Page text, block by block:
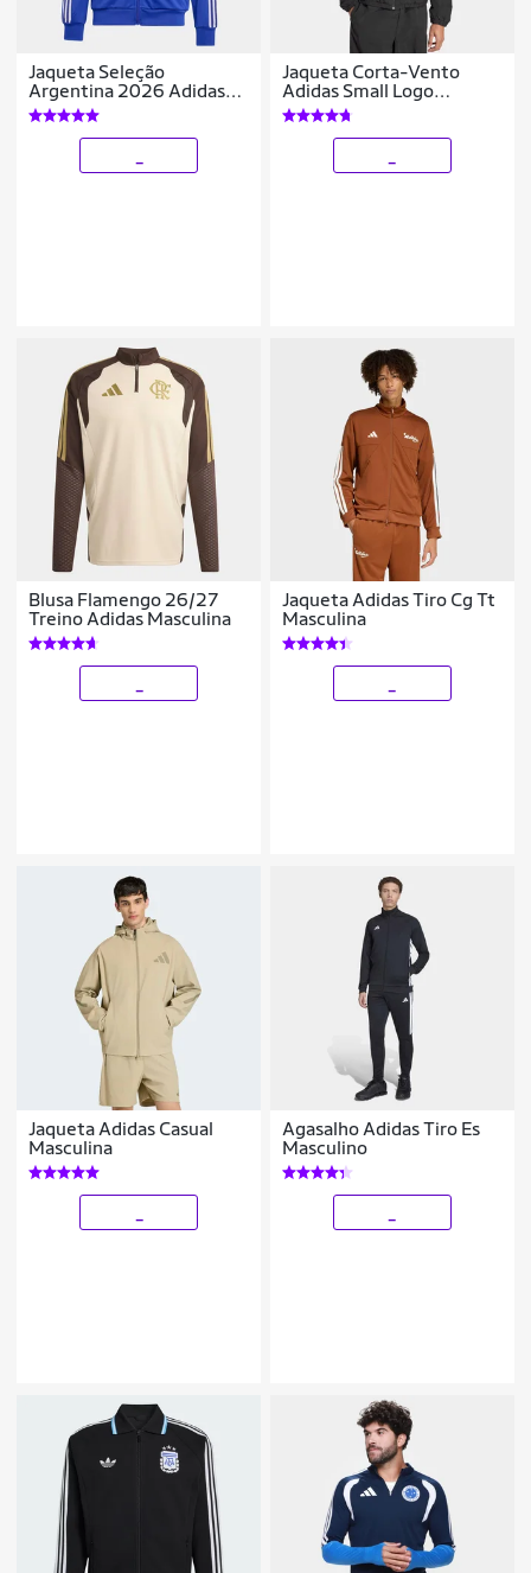
Jaqueta Seleção
Argentina 2026 Adidas
Originals Masculina
Jaqueta Corta-Vento
Adidas Small Logo
Masculina
Blusa Flamengo 26/27
Treino Adidas Masculina
Jaqueta Adidas Tiro Cg Tt
Masculina
Jaqueta Adidas Casual
Masculina
Agasalho Adidas Tiro Es
Masculino